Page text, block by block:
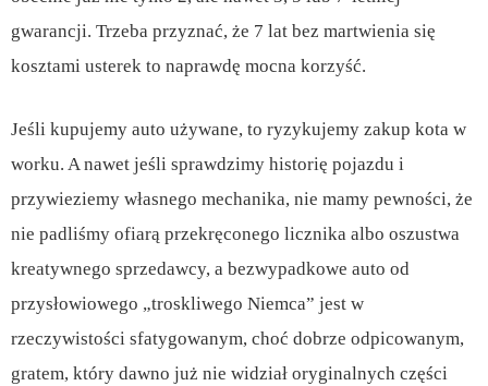
gwarancji. Trzeba przyznać, że 7 lat bez martwienia się
kosztami usterek to naprawdę mocna korzyść.
Jeśli kupujemy auto używane, to ryzykujemy zakup kota w
worku. A nawet jeśli sprawdzimy historię pojazdu i
przywieziemy własnego mechanika, nie mamy pewności, że
nie padliśmy ofiarą przekręconego licznika albo oszustwa
kreatywnego sprzedawcy, a bezwypadkowe auto od
przysłowiowego „troskliwego Niemca” jest w
rzeczywistości sfatygowanym, choć dobrze odpicowanym,
gratem, który dawno już nie widział oryginalnych części